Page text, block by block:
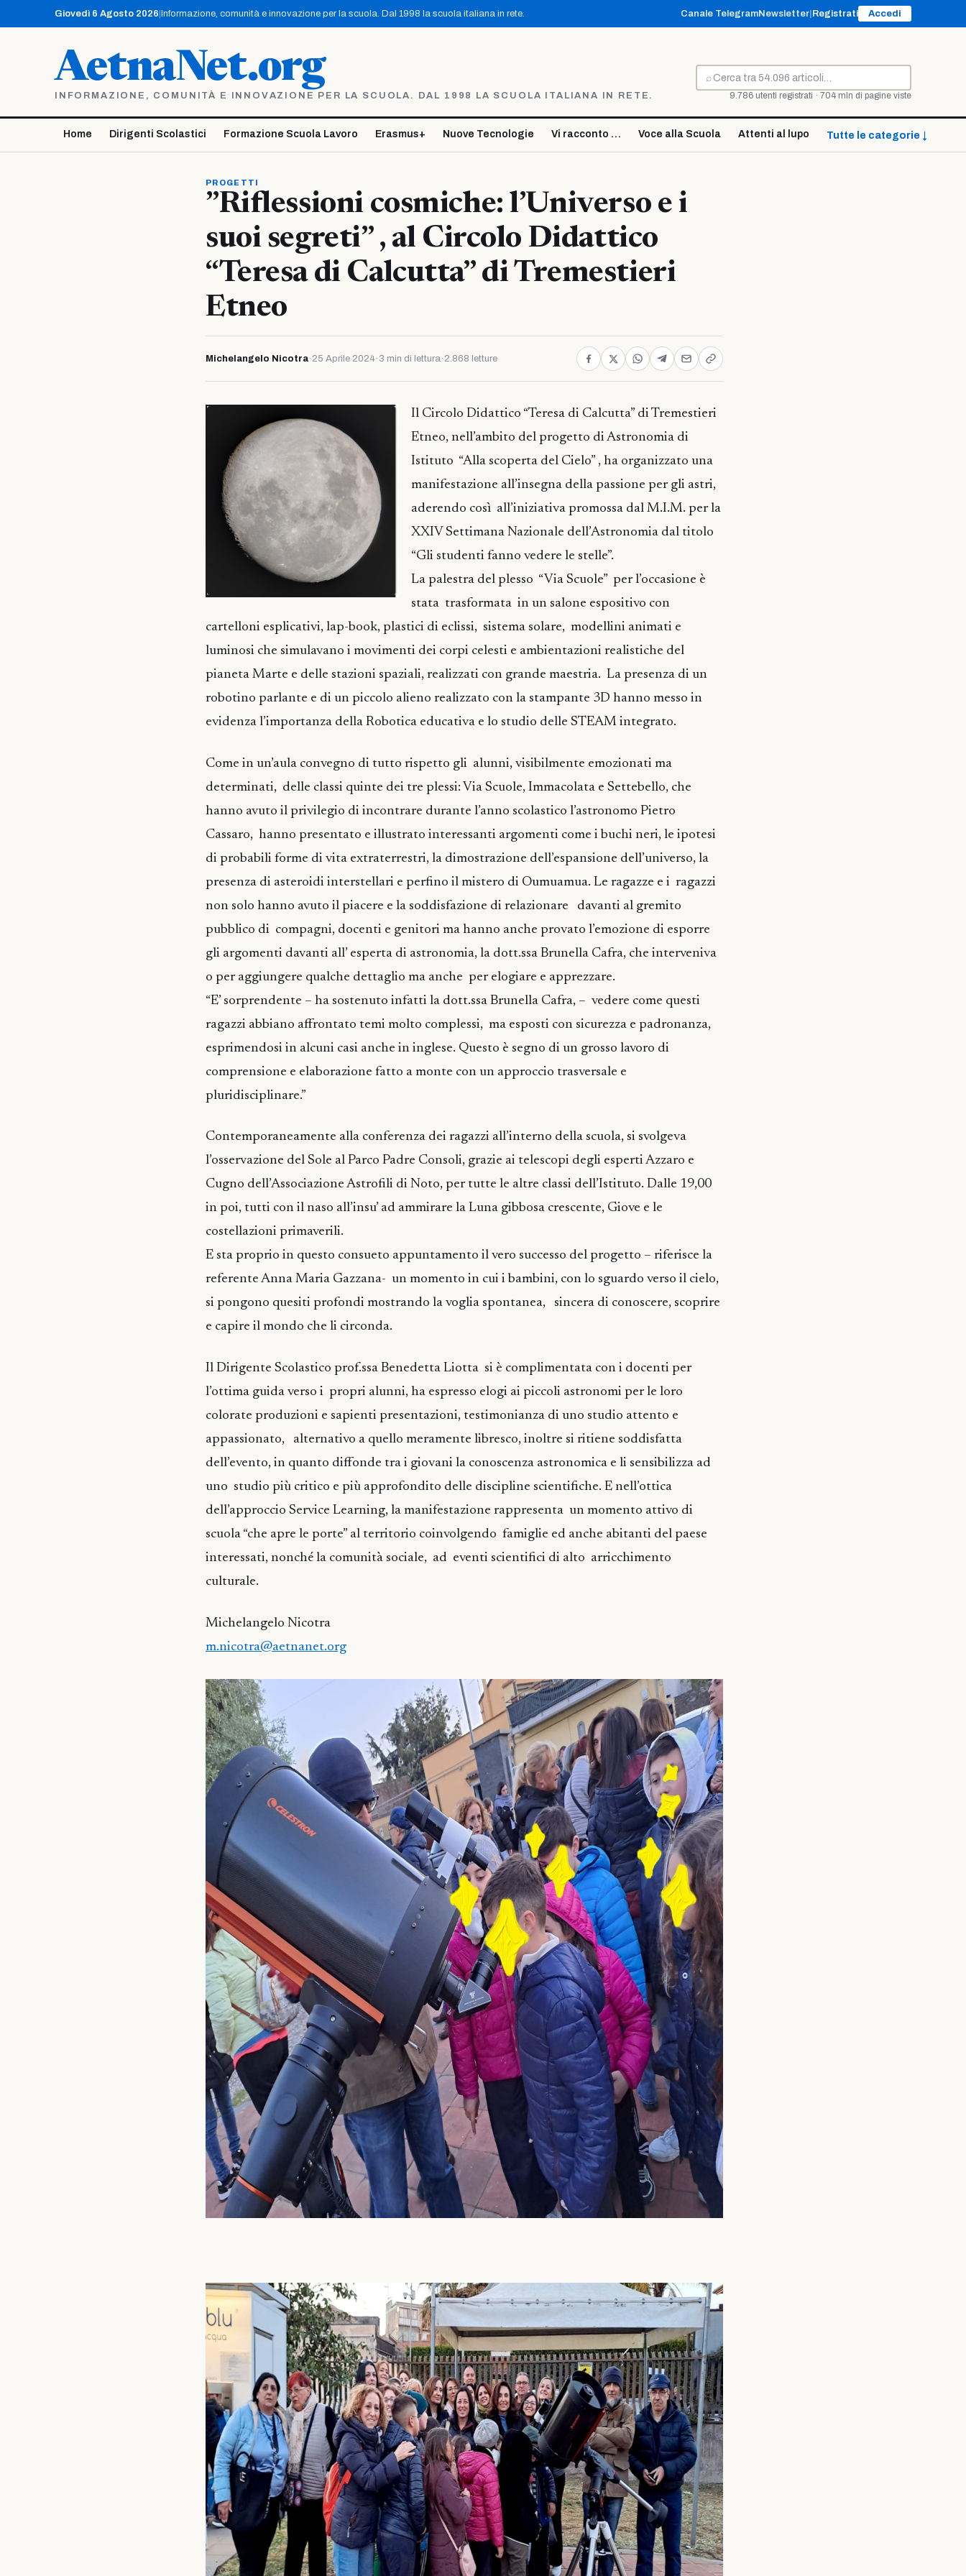
contenuto
Giovedì 6 Agosto 2026 Informazione, comunità e innovazione per la scuola. Dal 1998 la scuola italiana in rete. Canale TelegramNewsletter Registrati Accedi
AetnaNet.org
INFORMAZIONE, COMUNITÀ E INNOVAZIONE PER LA SCUOLA. DAL 1998 LA SCUOLA ITALIANA IN RETE.
⌕
Cerca
9.786 utenti registrati · 704 mln di pagine viste
Home Dirigenti Scolastici Formazione Scuola Lavoro Erasmus+ Nuove Tecnologie Vi racconto … Voce alla Scuola Attenti al lupo Tutte le categorie ↓
PROGETTI
”Riflessioni cosmiche: l’Universo e i
suoi segreti” , al Circolo Didattico
“Teresa di Calcutta” di Tremestieri
Etneo
Michelangelo Nicotra· 25 Aprile 2024 · 3 min di lettura· 2.868 letture
Il Circolo Didattico “Teresa di Calcutta” di Tremestieri
Etneo, nell’ambito del progetto di Astronomia di
Istituto “Alla scoperta del Cielo” , ha organizzato una
manifestazione all’insegna della passione per gli astri,
aderendo così all’iniziativa promossa dal M.I.M. per la
XXIV Settimana Nazionale dell’Astronomia dal titolo
“Gli studenti fanno vedere le stelle”.
La palestra del plesso “Via Scuole” per l’occasione è
stata trasformata in un salone espositivo con
cartelloni esplicativi, lap-book, plastici di eclissi, sistema solare, modellini animati e
luminosi che simulavano i movimenti dei corpi celesti e ambientazioni realistiche del
pianeta Marte e delle stazioni spaziali, realizzati con grande maestria. La presenza di un
robotino parlante e di un piccolo alieno realizzato con la stampante 3D hanno messo in
evidenza l’importanza della Robotica educativa e lo studio delle STEAM integrato.
Come in un’aula convegno di tutto rispetto gli alunni, visibilmente emozionati ma
determinati, delle classi quinte dei tre plessi: Via Scuole, Immacolata e Settebello, che
hanno avuto il privilegio di incontrare durante l’anno scolastico l’astronomo Pietro
Cassaro, hanno presentato e illustrato interessanti argomenti come i buchi neri, le ipotesi
di probabili forme di vita extraterrestri, la dimostrazione dell’espansione dell’universo, la
presenza di asteroidi interstellari e perfino il mistero di Oumuamua. Le ragazze e i ragazzi
non solo hanno avuto il piacere e la soddisfazione di relazionare davanti al gremito
pubblico di compagni, docenti e genitori ma hanno anche provato l’emozione di esporre
gli argomenti davanti all’ esperta di astronomia, la dott.ssa Brunella Cafra, che interveniva
o per aggiungere qualche dettaglio ma anche per elogiare e apprezzare.
“E’ sorprendente – ha sostenuto infatti la dott.ssa Brunella Cafra, – vedere come questi
ragazzi abbiano affrontato temi molto complessi, ma esposti con sicurezza e padronanza,
esprimendosi in alcuni casi anche in inglese. Questo è segno di un grosso lavoro di
comprensione e elaborazione fatto a monte con un approccio trasversale e
pluridisciplinare.”
Contemporaneamente alla conferenza dei ragazzi all’interno della scuola, si svolgeva
l’osservazione del Sole al Parco Padre Consoli, grazie ai telescopi degli esperti Azzaro e
Cugno dell’Associazione Astrofili di Noto, per tutte le altre classi dell’Istituto. Dalle 19,00
in poi, tutti con il naso all’insu’ ad ammirare la Luna gibbosa crescente, Giove e le
costellazioni primaverili.
E sta proprio in questo consueto appuntamento il vero successo del progetto – riferisce la
referente Anna Maria Gazzana- un momento in cui i bambini, con lo sguardo verso il cielo,
si pongono quesiti profondi mostrando la voglia spontanea, sincera di conoscere, scoprire
e capire il mondo che li circonda.
Il Dirigente Scolastico prof.ssa Benedetta Liotta si è complimentata con i docenti per
l’ottima guida verso i propri alunni, ha espresso elogi ai piccoli astronomi per le loro
colorate produzioni e sapienti presentazioni, testimonianza di uno studio attento e
appassionato, alternativo a quello meramente libresco, inoltre si ritiene soddisfatta
dell’evento, in quanto diffonde tra i giovani la conoscenza astronomica e li sensibilizza ad
uno studio più critico e più approfondito delle discipline scientifiche. E nell’ottica
dell’approccio Service Learning, la manifestazione rappresenta un momento attivo di
scuola “che apre le porte” al territorio coinvolgendo famiglie ed anche abitanti del paese
interessati, nonché la comunità sociale, ad eventi scientifici di alto arricchimento
culturale.
Michelangelo Nicotra
m.nicotra@aetnanet.org